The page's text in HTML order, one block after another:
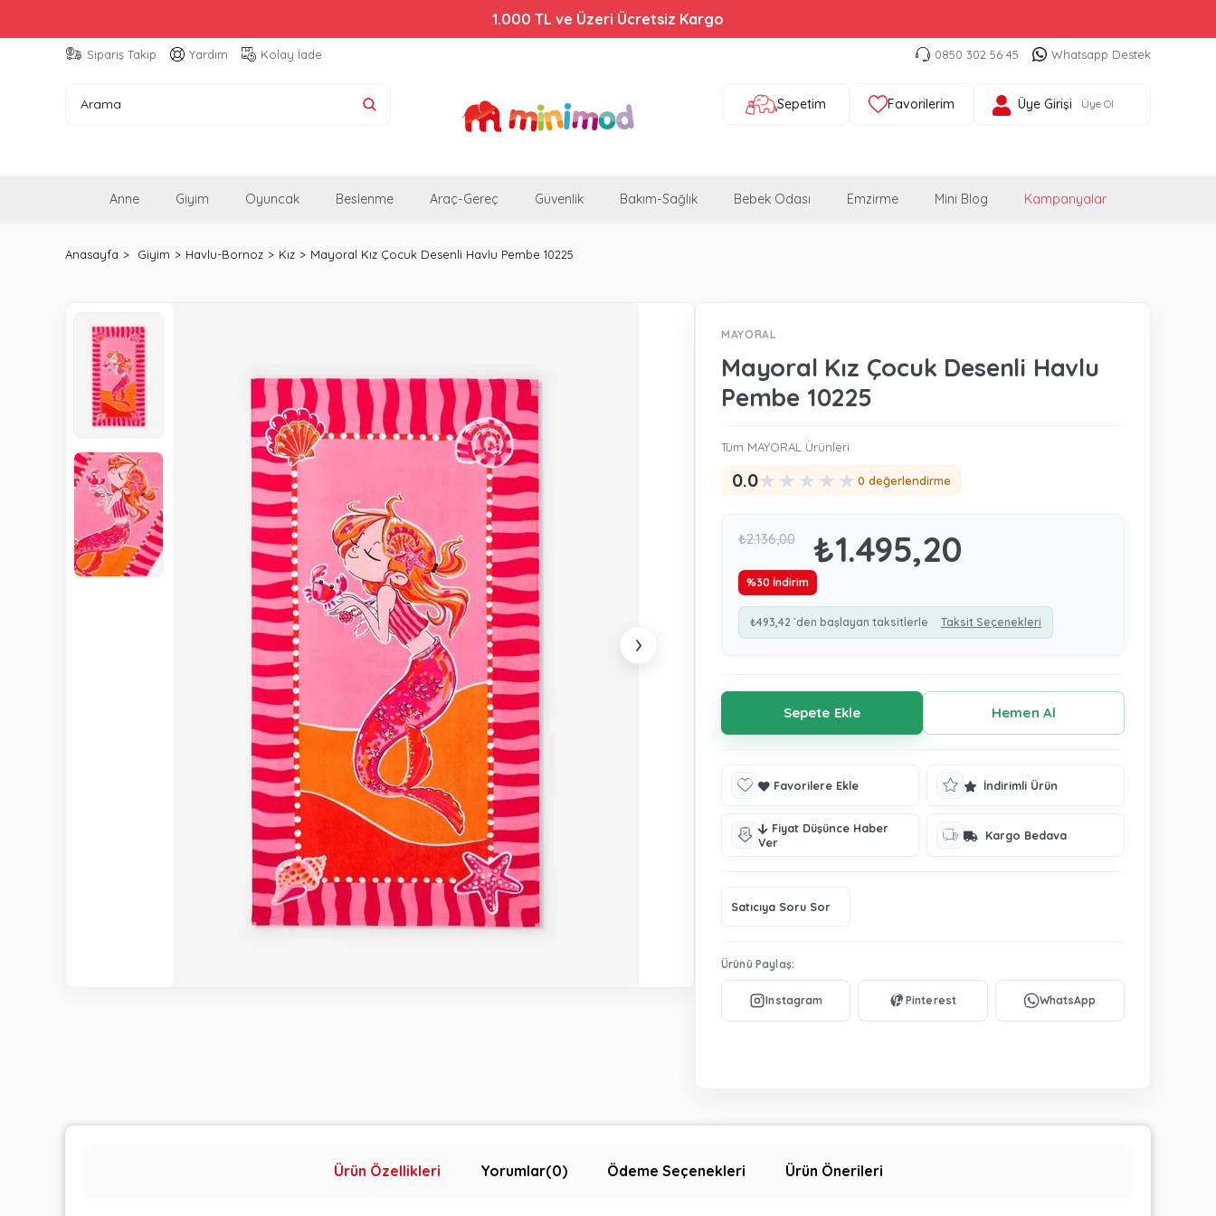
1.000 TL ve Üzeri Ücretsiz Kargo
Bebek Arabalarında %44'e Varan İndirim!
Sipariş Takip Yardım Kolay İade 0850 302 56 45 Whatsapp Destek
Sepetim Favorilerim Üye Girişi Üye Ol
Anne Giyim Oyuncak Beslenme Araç-Gereç Güvenlik Bakım-Sağlık Bebek Odası Emzirme Mini Blog Kampanyalar
Anasayfa Giyim Havlu-Bornoz Kız Mayoral Kız Çocuk Desenli Havlu Pembe 10225
›
MAYORAL
Mayoral Kız Çocuk Desenli Havlu
Pembe 10225
Tüm MAYORAL Ürünleri
0.0★ ★ ★ ★ ★ 0 değerlendirme
₺2.136,00 ₺1.495,20
%30 İndirim
₺493,42 `den başlayan taksitlerle Taksit Seçenekleri
Favorilere Ekle İndirimli Ürün
Fiyat Düşünce Haber
Ver
Kargo Bedava
Satıcıya Soru Sor
Ürünü Paylaş:
Ürün Özellikleri Yorumlar(0) Ödeme Seçenekleri Ürün Önerileri